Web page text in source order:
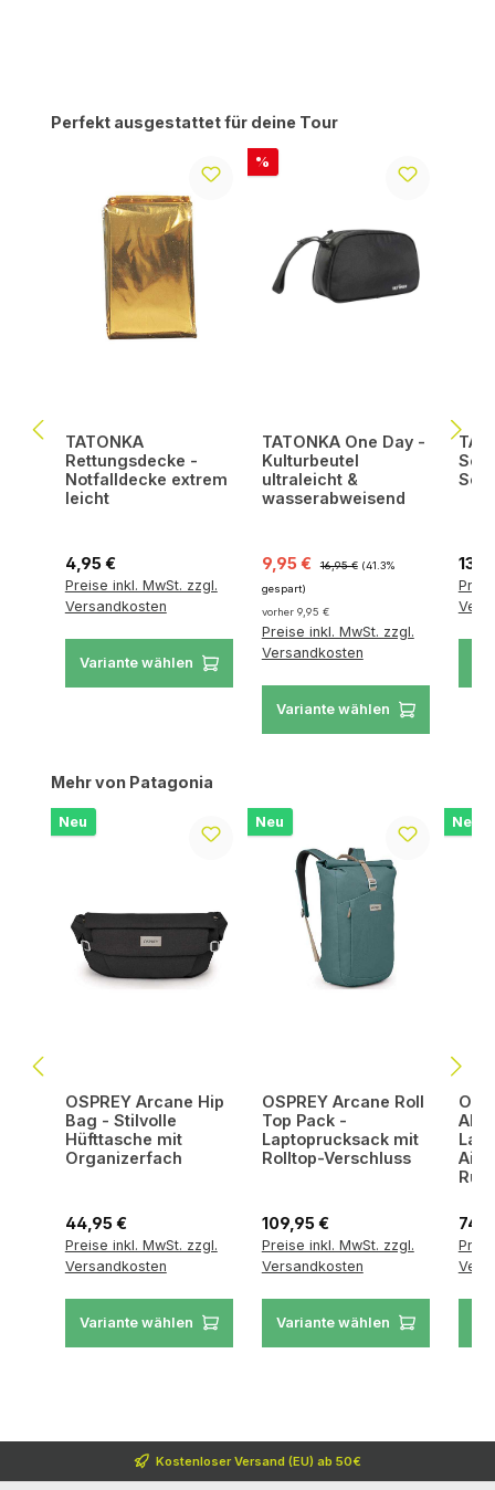
Produktgalerie überspringen
Perfekt ausgestattet für deine Tour
TATONKA
Rettungsdecke -
Notfalldecke extrem
leicht
Regulärer Preis:
4,95 €
Preise inkl. MwSt. zzgl.
Versandkosten
Variante wählen
Rabatt
%
TATONKA One Day -
Kulturbeutel
ultraleicht &
wasserabweisend
Verkaufspreis:
9,95 € 16,95 € (41.3%
gespart)
vorher 9,95 €
Preise inkl. MwSt. zzgl.
Versandkosten
Variante wählen
Set
Produktgalerie überspringen
Mehr von Patagonia
Neu
OSPREY Arcane Hip
Bag - Stilvolle
Hüfttasche mit
Organizerfach
Regulärer Preis:
44,95 €
Preise inkl. MwSt. zzgl.
Versandkosten
Variante wählen
Neu
OSPREY Arcane Roll
Top Pack -
Laptoprucksack mit
Rolltop-Verschluss
Regulärer Preis:
109,95 €
Preise inkl. MwSt. zzgl.
Versandkosten
Variante wählen
Neu
Kostenloser Versand (EU) ab 50€